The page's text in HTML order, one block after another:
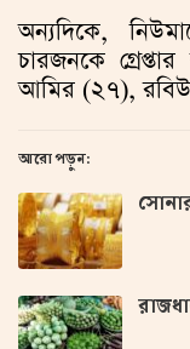
অন্যদিকে,
চারজনকে
আমির (২৭),
আরো পড়ুন: